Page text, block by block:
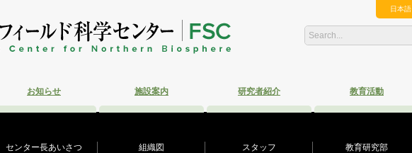
日本語
お知らせ 施設案内 研究者紹介 教育活動
センター長あいさつ 組織図 スタッフ 教育研究部